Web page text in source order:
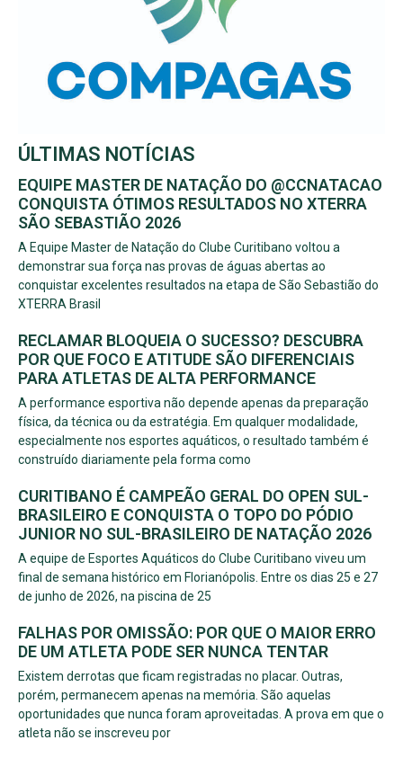
ÚLTIMAS NOTÍCIAS
EQUIPE MASTER DE NATAÇÃO DO @CCNATACAO
CONQUISTA ÓTIMOS RESULTADOS NO XTERRA
SÃO SEBASTIÃO 2026
A Equipe Master de Natação do Clube Curitibano voltou a
demonstrar sua força nas provas de águas abertas ao
conquistar excelentes resultados na etapa de São Sebastião do
XTERRA Brasil
RECLAMAR BLOQUEIA O SUCESSO? DESCUBRA
POR QUE FOCO E ATITUDE SÃO DIFERENCIAIS
PARA ATLETAS DE ALTA PERFORMANCE
A performance esportiva não depende apenas da preparação
física, da técnica ou da estratégia. Em qualquer modalidade,
especialmente nos esportes aquáticos, o resultado também é
construído diariamente pela forma como
CURITIBANO É CAMPEÃO GERAL DO OPEN SUL-
BRASILEIRO E CONQUISTA O TOPO DO PÓDIO
JUNIOR NO SUL-BRASILEIRO DE NATAÇÃO 2026
A equipe de Esportes Aquáticos do Clube Curitibano viveu um
final de semana histórico em Florianópolis. Entre os dias 25 e 27
de junho de 2026, na piscina de 25
FALHAS POR OMISSÃO: POR QUE O MAIOR ERRO
DE UM ATLETA PODE SER NUNCA TENTAR
Existem derrotas que ficam registradas no placar. Outras,
porém, permanecem apenas na memória. São aquelas
oportunidades que nunca foram aproveitadas. A prova em que o
atleta não se inscreveu por